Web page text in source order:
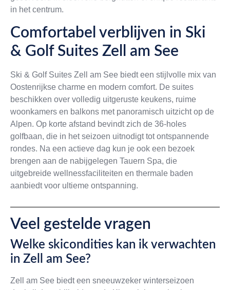
in het centrum.
Comfortabel verblijven in Ski
& Golf Suites Zell am See
Ski & Golf Suites Zell am See biedt een stijlvolle mix van
Oostenrijkse charme en modern comfort. De suites
beschikken over volledig uitgeruste keukens, ruime
woonkamers en balkons met panoramisch uitzicht op de
Alpen. Op korte afstand bevindt zich de 36-holes
golfbaan, die in het seizoen uitnodigt tot ontspannende
rondes. Na een actieve dag kun je ook een bezoek
brengen aan de nabijgelegen Tauern Spa, die
uitgebreide wellnessfaciliteiten en thermale baden
aanbiedt voor ultieme ontspanning.
Veel gestelde vragen
Welke skicondities kan ik verwachten
in Zell am See?
Zell am See biedt een sneeuwzeker winterseizoen